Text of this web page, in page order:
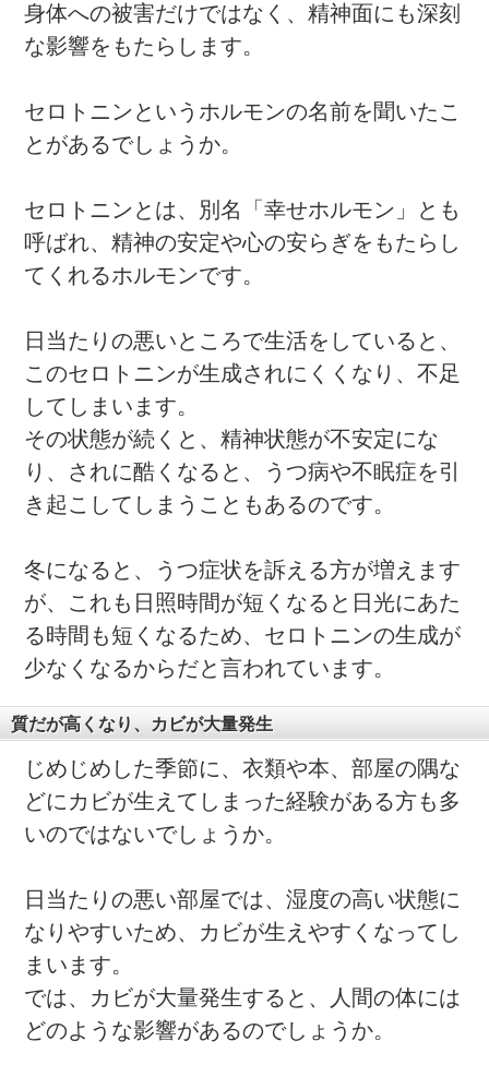
身体への被害だけではなく、精神面にも深刻
な影響をもたらします。
セロトニンというホルモンの名前を聞いたこ
とがあるでしょうか。
セロトニンとは、別名「幸せホルモン」とも
呼ばれ、精神の安定や心の安らぎをもたらし
てくれるホルモンです。
日当たりの悪いところで生活をしていると、
このセロトニンが生成されにくくなり、不足
してしまいます。
その状態が続くと、精神状態が不安定にな
り、されに酷くなると、うつ病や不眠症を引
き起こしてしまうこともあるのです。
冬になると、うつ症状を訴える方が増えます
が、これも日照時間が短くなると日光にあた
る時間も短くなるため、セロトニンの生成が
少なくなるからだと言われています。
質だが高くなり、カビが大量発生
じめじめした季節に、衣類や本、部屋の隅な
どにカビが生えてしまった経験がある方も多
いのではないでしょうか。
日当たりの悪い部屋では、湿度の高い状態に
なりやすいため、カビが生えやすくなってし
まいます。
では、カビが大量発生すると、人間の体には
どのような影響があるのでしょうか。